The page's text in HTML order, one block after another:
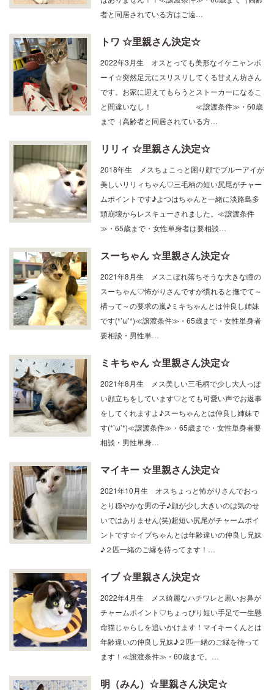
はありません！！≪譲渡条件≫・60歳まで（高齢
者と同居されている方はご遠…
トワ ☆里親さん決定☆
2022年3月生 オスとっても美形なイケニャンボ
ーイ☆突然足元にスリスリしてくる甘えん坊さん
です。お家に迎えてもらうとストーカーになるこ
と間違いなし！ ≪譲渡条件≫・60歳
まで（高齢者と同居されている方…
リリィ ☆里親さん決定☆
2018年生 メスちょこっと困り顔でブルーアイが
美しいリリィちゃん♡三毛柄の短い尻尾がチャー
ムポイントです♪よつはちゃんと一緒に淡路島多
頭崩壊からレスキューされました。≪譲渡条件
≫・65歳まで・女性単身者は要相談…
スーちゃん ☆里親さん決定☆
2021年8月生 メスこぼれ落ちそうな大きな瞳の
スーちゃん♡怖がりさんですが慣れると撫でて～
構って～の要求の嵐♪ミキちゃんとは仲良し姉妹
です(*’ω’*)≪譲渡条件≫・65歳まで・女性単身者
要相談・男性単…
ミキちゃん ☆里親さん決定☆
2021年8月生 メス美しい三毛柄で少し大人っぽ
い顔立ちをしています♡とても可愛い声でお返事
をしてくれますよ♪スーちゃんとは仲良し姉妹で
す(*’ω’*)≪譲渡条件≫・65歳まで・女性単身者要
相談・男性単身…
マイキー ☆里親さん決定☆
2021年10月生 オスちょっと怖がりさんでおっ
とり穏やかな男の子♪顔が少し大きいのは気のせ
いではありません(笑)超短い尻尾がチャームポイ
ントです☆イブちゃんとは年齢違いの仲良し兄妹
♪２匹一緒のご縁を待ってます！…
イブ ☆里親さん決定☆
2022年4月生 メス綺麗なハチワレと黒いお鼻が
チャームポイント♡ちょっぴり短い手足で一生懸
命猫じゃらしを追いかけます！マイキーくんとは
年齢違いの仲良し兄妹♪２匹一緒のご縁を待って
ます！≪譲渡条件≫・60歳まで。…